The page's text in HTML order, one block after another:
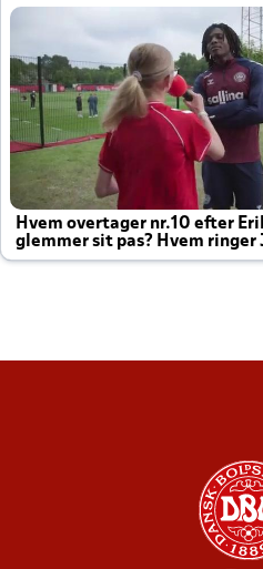
Hvem overtager nr.10 efter
glemmer sit pas? Hvem ringer
altid til efter kampe?